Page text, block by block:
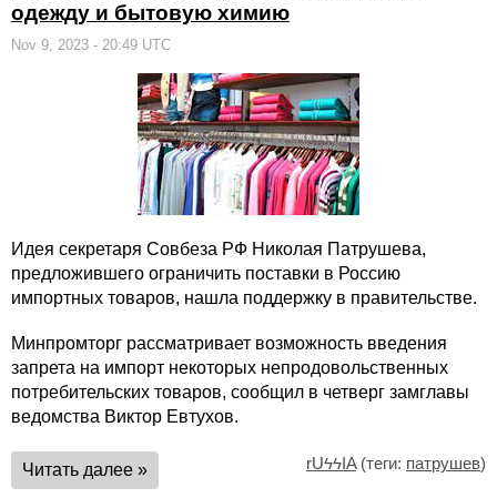
одежду и бытовую химию
Nov 9, 2023 - 20:49 UTC
Идея секретаря Совбеза РФ Николая Патрушева,
предложившего ограничить поставки в Россию
импортных товаров, нашла поддержку в правительстве.
Минпромторг рассматривает возможность введения
запрета на импорт некоторых непродовольственных
потребительских товаров, сообщил в четверг замглавы
ведомства Виктор Евтухов.
Читать далее » rUϟϟIA(теги: патрушев)